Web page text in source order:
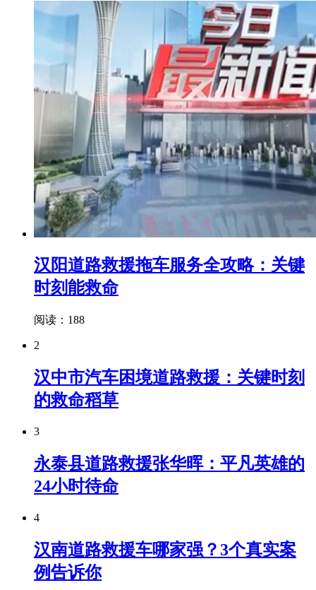
汉阳道路救援拖车服务全攻略：关键
时刻能救命
阅读：188
2
汉中市汽车困境道路救援：关键时刻
的救命稻草
3
永泰县道路救援张华晖：平凡英雄的
24小时待命
4
汉南道路救援车哪家强？3个真实案
例告诉你